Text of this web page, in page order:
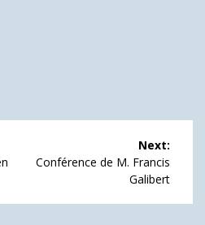
Next:
Next
Conférence de M. Francis
Galibert